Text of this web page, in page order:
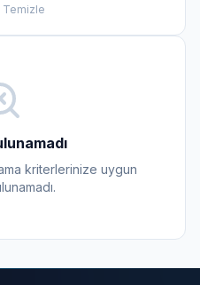
Temizle
kriterlerinize uygun